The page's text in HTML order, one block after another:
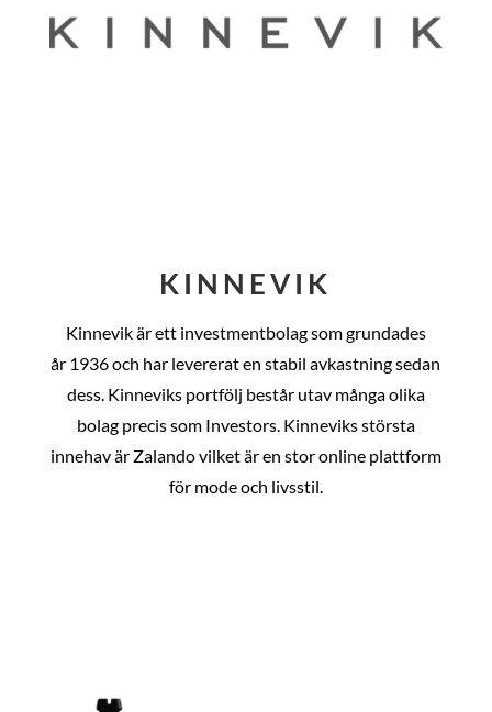
KINNEVIK
Kinnevik är ett investmentbolag som grundades
år 1936 och har levererat en stabil avkastning sedan
dess. Kinneviks portfölj består utav många olika
bolag precis som Investors. Kinneviks största
innehav är Zalando vilket är en stor online plattform
för mode och livsstil.